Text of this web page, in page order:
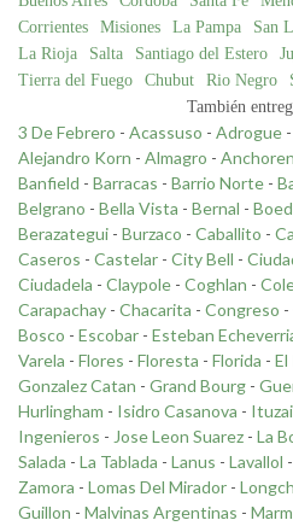
Corrientes
Misiones La Pampa San
La Rioja
Salta Santiago del Estero
Tierra del Fuego
Chubut Rio Negro
También
3 De Febrero - Acassuso - Adrogue -
Alejandro Korn - Almagro -
Banfield - Barracas - Barrio Norte -
Belgrano - Bella Vista - Bernal -
Berazategui - Burzaco - Caballito -
Caseros - Castelar - City Bell -
Ciudadela - Claypole - Coghlan -
Carapachay - Chacarita - Congreso -
Bosco - Escobar - Esteban
Varela - Flores - Floresta - Florida - El
Gonzalez Catan - Grand Bourg -
Hurlingham - Isidro Casanova -
Ingenieros - Jose Leon Suarez - La
Salada - La Tablada - Lanus - Lavallol -
Zamora - Lomas Del Mirador -
Guillon - Malvinas Argentinas -